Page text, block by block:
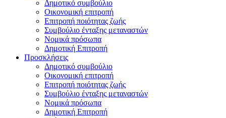
Δημοτικό συμβούλιο
Οικονομική επιτροπή
Επιτροπή ποιότητας ζωής
Συμβούλιο ένταξης μεταναστών
Νομικά πρόσωπα
Δημοτική Επιτροπή
Προσκλήσεις
Δημοτικό συμβούλιο
Οικονομική επιτροπή
Επιτροπή ποιότητας ζωής
Συμβούλιο ένταξης μεταναστών
Νομικά πρόσωπα
Δημοτική Επιτροπή